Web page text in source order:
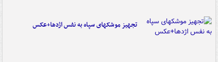
تجهیز موشکهای سپاه به نفس اژدها+عکس